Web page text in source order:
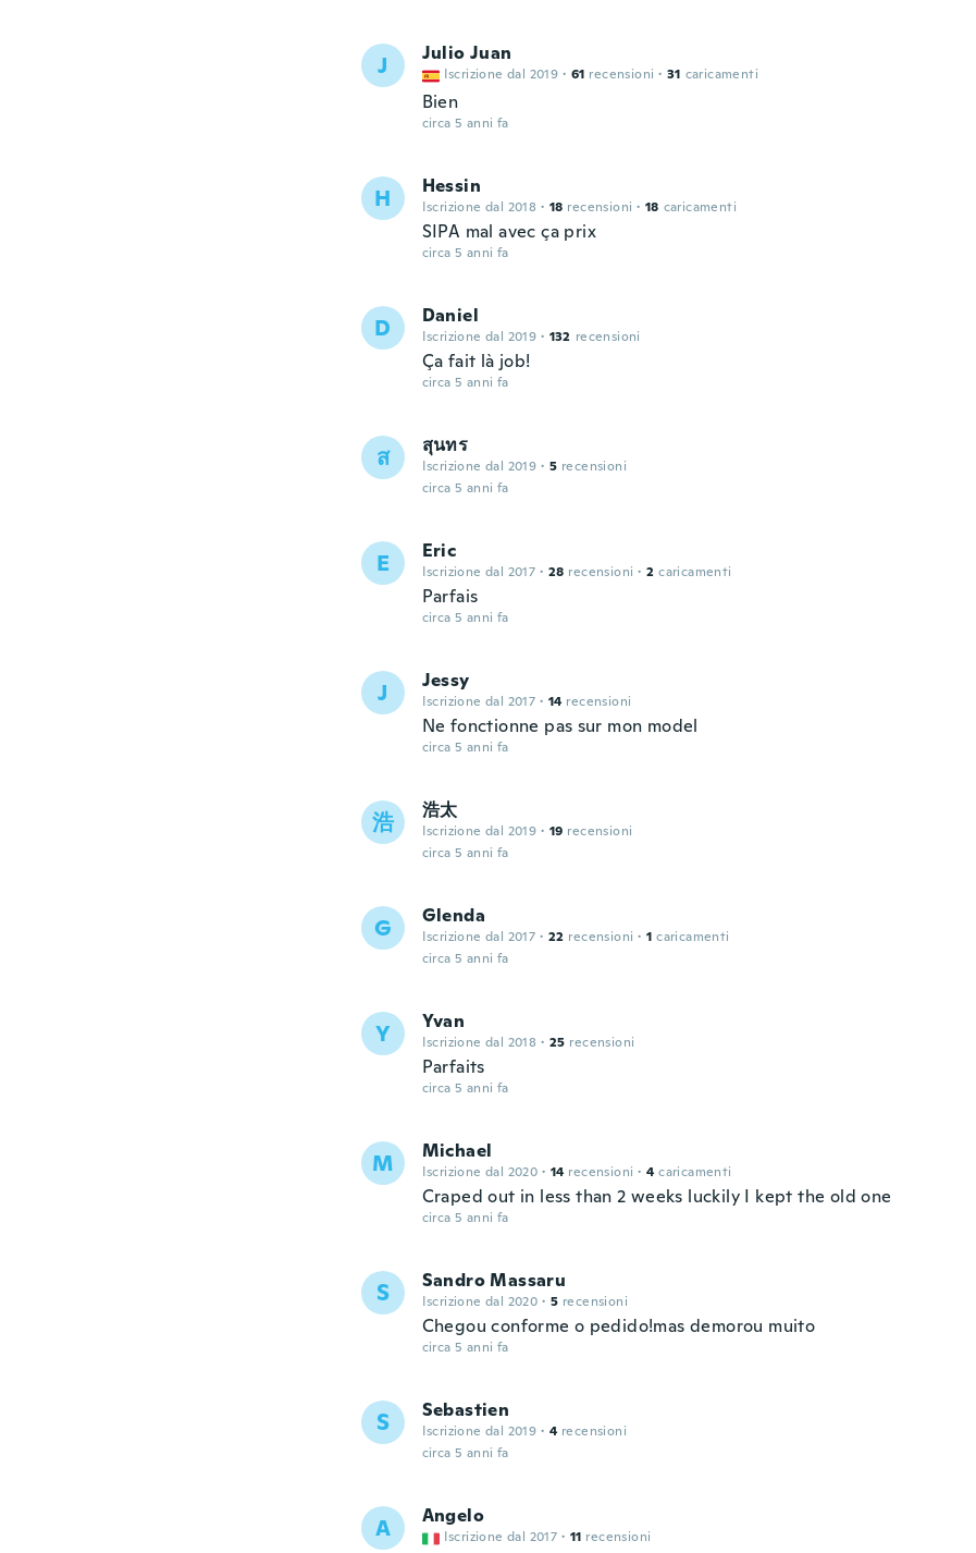
J Julio Juan
Iscrizione dal 2019 · 61 recensioni · 31 caricamenti
Bien
circa 5 anni fa
H Hessin
Iscrizione dal 2018 · 18 recensioni · 18 caricamenti
SIPA mal avec ça prix
circa 5 anni fa
D Daniel
Iscrizione dal 2019 · 132 recensioni
Ça fait là job!
circa 5 anni fa
ส สุนทร
Iscrizione dal 2019 · 5 recensioni
circa 5 anni fa
E Eric
Iscrizione dal 2017 · 28 recensioni · 2 caricamenti
Parfais
circa 5 anni fa
J Jessy
Iscrizione dal 2017 · 14 recensioni
Ne fonctionne pas sur mon model
circa 5 anni fa
浩 浩太
Iscrizione dal 2019 · 19 recensioni
circa 5 anni fa
G Glenda
Iscrizione dal 2017 · 22 recensioni · 1 caricamenti
circa 5 anni fa
Y Yvan
Iscrizione dal 2018 · 25 recensioni
Parfaits
circa 5 anni fa
M Michael
Iscrizione dal 2020 · 14 recensioni · 4 caricamenti
Craped out in less than 2 weeks luckily I kept the old one
circa 5 anni fa
S Sandro Massaru
Iscrizione dal 2020 · 5 recensioni
Chegou conforme o pedido!mas demorou muito
circa 5 anni fa
S Sebastien
Iscrizione dal 2019 · 4 recensioni
circa 5 anni fa
A Angelo
Iscrizione dal 2017 · 11 recensioni